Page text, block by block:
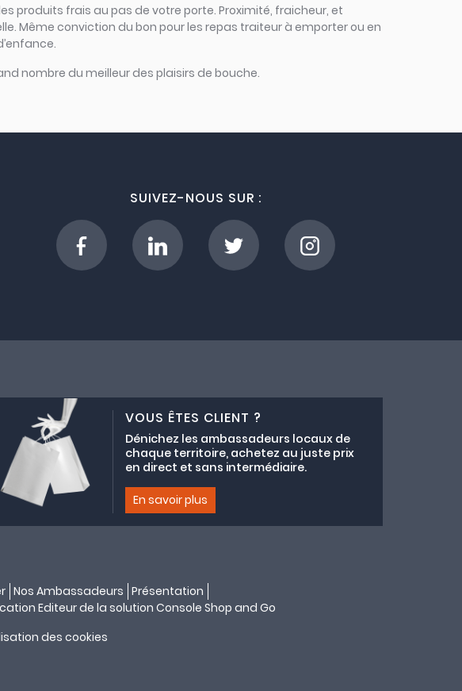
produits frais au pas de votre porte. Proximité, fraicheur, et
Même conviction du bon pour les repas traiteur à emporter ou en
nombre du meilleur des plaisirs de bouche.
SUIVEZ-NOUS SUR :
VOUS ÊTES CLIENT ?
Dénichez les ambassadeurs locaux de
chaque territoire, achetez au juste prix
en direct et sans intermédiaire.
En savoir plus
Nos Ambassadeurs Présentation
Editeur de la solution Console Shop and Go
des cookies